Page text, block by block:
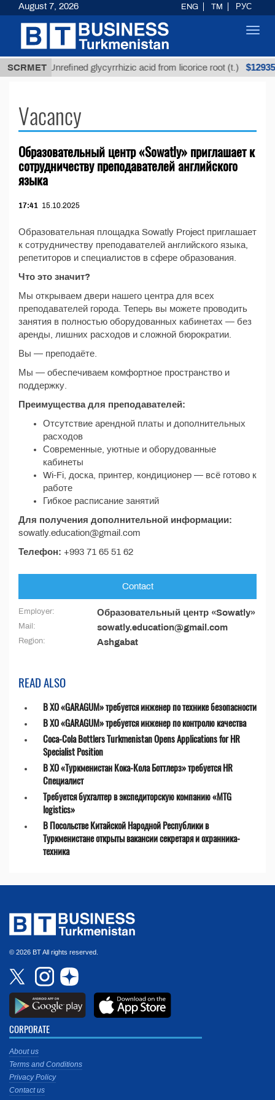
SCRMETUnrefined glycyrrhizic acid from licorice root (t.)
Vacancy
Образовательный центр «Sowatly» приглашает к
сотрудничеству преподавателей английского
языка
17:41 15.10.2025
Образовательная площадка Sowatly Project приглашает
к сотрудничеству преподавателей английского языка,
репетиторов и специалистов в сфере образования.
Что это значит?
Мы открываем двери нашего центра для всех
преподавателей города. Теперь вы можете проводить
занятия в полностью оборудованных кабинетах — без
аренды, лишних расходов и сложной бюрократии.
Вы — преподаёте.
Мы — обеспечиваем комфортное пространство и
поддержку.
Преимущества для преподавателей:
Отсутствие арендной платы и дополнительных
расходов
Современные, уютные и оборудованные
кабинеты
Wi-Fi, доска, принтер, кондиционер — всё готово к
работе
Гибкое расписание занятий
Для получения дополнительной информации:
sowatly.education@gmail.com
Телефон: +993 71 65 51 62
Contact
Employer: Образовательный центр «Sowatly»
Mail: sowatly.education@gmail.com
Region: Ashgabat
READ ALSO
В ХО «GARAGUM» требуется инженер по технике безопасности
В ХО «GARAGUM» требуется инженер по контролю качества
Coca-Cola Bottlers Turkmenistan Opens Applications for HR
Specialist Position
В ХО «Туркменистан Кока-Кола Боттлерз» требуется HR
Специалист
Требуется бухгалтер в экспедиторскую компанию «MTG
logistics»
В Посольстве Китайской Народной Республики в
Туркменистане открыты вакансии секретаря и охранника-
техника
© 2026 BT All rights reserved.
CORPORATE
About us
Terms and Conditions
Privacy Policy
Contact us
August 7, 2026 ENG TM РУС